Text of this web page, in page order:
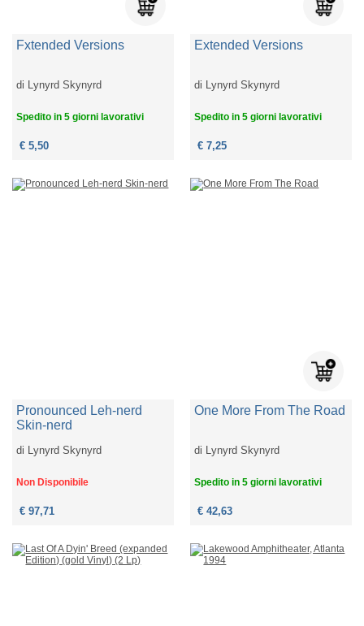
Fxtended Versions
di Lynyrd Skynyrd
Spedito in 5 giorni lavorativi
€ 5,50
Extended Versions
di Lynyrd Skynyrd
Spedito in 5 giorni lavorativi
€ 7,25
Pronounced Leh-nerd
Skin-nerd
di Lynyrd Skynyrd
Non Disponibile
€ 97,71
One More From The Road
di Lynyrd Skynyrd
Spedito in 5 giorni lavorativi
€ 42,63